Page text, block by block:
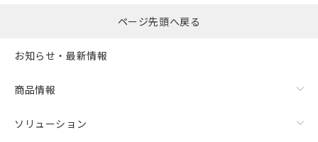
ページ先頭へ戻る
お知らせ・最新情報
商品情報
ソリューション